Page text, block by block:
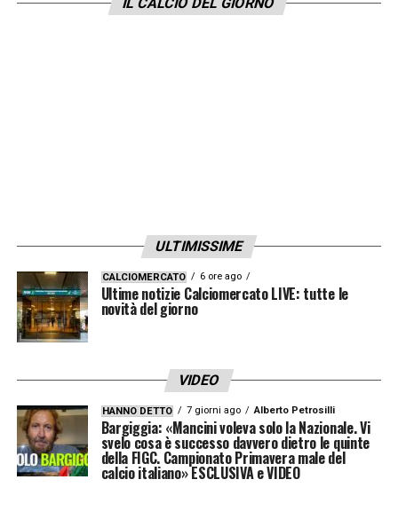
ULTIMISSIME
CALCIOMERCATO 6 ore ago
Ultime notizie Calciomercato LIVE: tutte le
novità del giorno
VIDEO
HANNO DETTO 7 giorni ago Alberto Petrosilli
Bargiggia: «Mancini voleva solo la Nazionale. Vi
svelo cosa è successo davvero dietro le quinte
della FIGC. Campionato Primavera male del
calcio italiano» ESCLUSIVA e VIDEO